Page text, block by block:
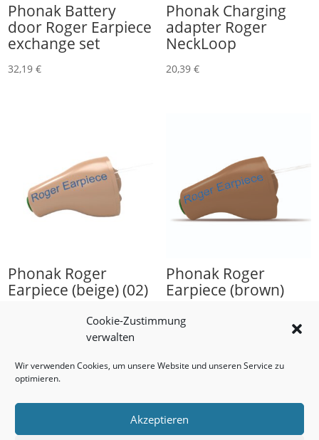
Cookie-Zustimmung
verwalten
Wir verwenden Cookies, um unsere Website und unseren Service zu
optimieren.
Akzeptieren
Phonak Battery
door Roger Earpiece
exchange set
32,19€
Phonak Charging
adapter Roger
NeckLoop
20,39 €
Phonak Roger
Earpiece (beige) (02)
Phonak Roger
Earpiece (brown)
1.727,53